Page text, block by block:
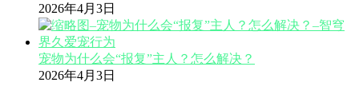
2026年4月3日
宠物为什么会“报复”主人？怎么解决？
2026年4月3日